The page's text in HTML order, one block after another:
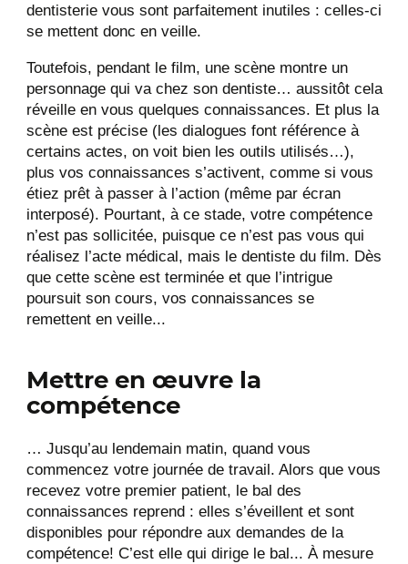
dentisterie vous sont parfaitement inutiles : celles-ci
se mettent donc en veille.
Toutefois, pendant le film, une scène montre un
personnage qui va chez son dentiste… aussitôt cela
réveille en vous quelques connaissances. Et plus la
scène est précise (les dialogues font référence à
certains actes, on voit bien les outils utilisés…),
plus vos connaissances s’activent, comme si vous
étiez prêt à passer à l’action (même par écran
interposé). Pourtant, à ce stade, votre compétence
n’est pas sollicitée, puisque ce n’est pas vous qui
réalisez l’acte médical, mais le dentiste du film. Dès
que cette scène est terminée et que l’intrigue
poursuit son cours, vos connaissances se
remettent en veille...
Mettre en œuvre la
compétence
… Jusqu’au lendemain matin, quand vous
commencez votre journée de travail. Alors que vous
recevez votre premier patient, le bal des
connaissances reprend : elles s’éveillent et sont
disponibles pour répondre aux demandes de la
compétence! C’est elle qui dirige le bal... À mesure